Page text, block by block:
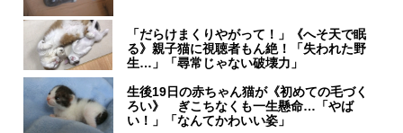
「だらけまくりやがって！」《へそ天で眠
る》親子猫に視聴者もん絶！「失われた野
生…」「尋常じゃない破壊力」
生後19日の赤ちゃん猫が《初めての毛づく
ろい》 ぎこちなくも一生懸命…「やば
い！」「なんてかわいい姿」